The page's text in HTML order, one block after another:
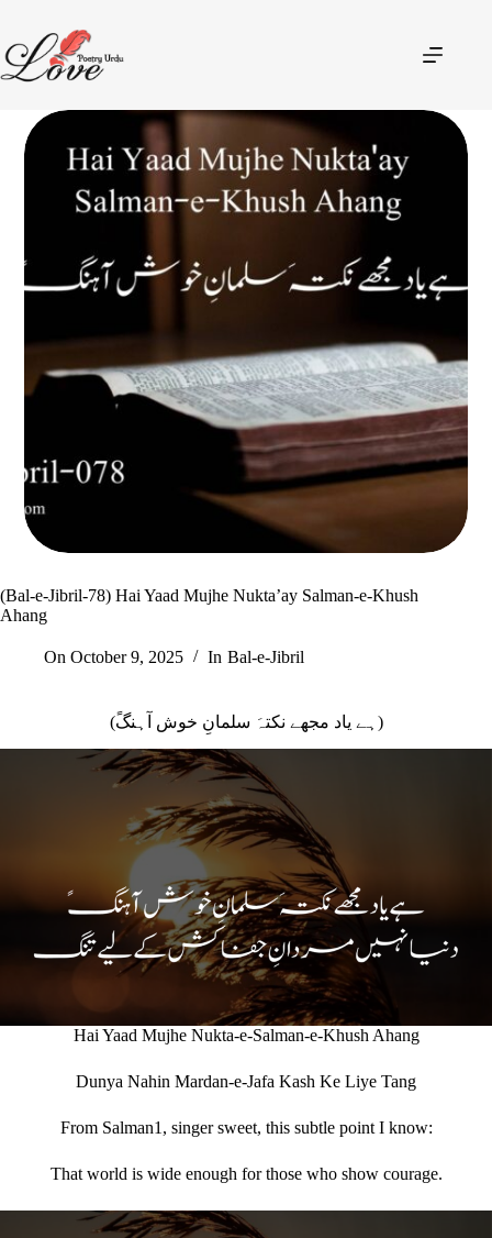
(Bal-e-Jibril-78) Hai Yaad Mujhe Nukta’ay Salman-e-Khush
Ahang
On October 9, 2025 In Bal-e-Jibril
(ہے یاد مجھے نکتہَ سلمانِ خوش آہنگً)
Hai Yaad Mujhe Nukta-e-Salman-e-Khush Ahang
Dunya Nahin Mardan-e-Jafa Kash Ke Liye Tang
From Salman1, singer sweet, this subtle point I know:
That world is wide enough for those who show courage.